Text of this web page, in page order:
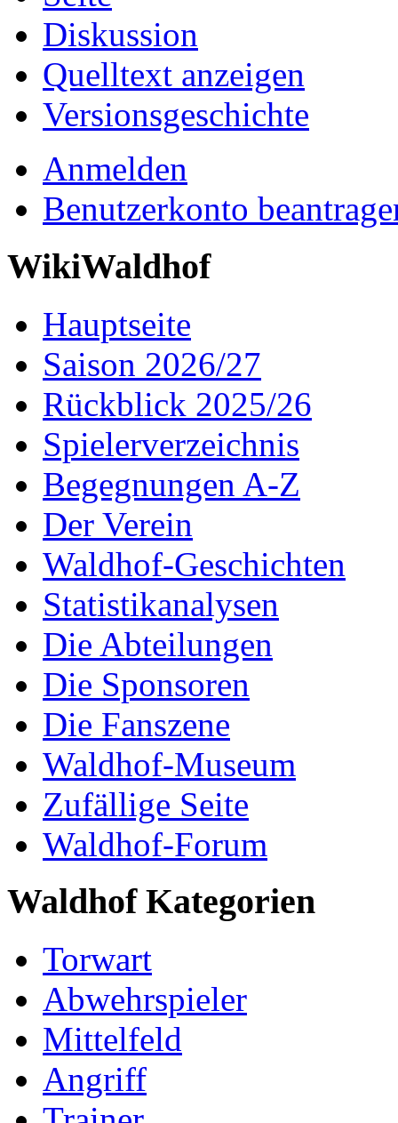
Diskussion
Quelltext anzeigen
Versionsgeschichte
Anmelden
Benutzerkonto
WikiWaldhof
Hauptseite
Saison 2026/27
Rückblick 2025/26
Spielerverzeichnis
Begegnungen A-Z
Der Verein
Waldhof-Geschichten
Statistikanalysen
Die Abteilungen
Die Sponsoren
Die Fanszene
Waldhof-Museum
Zufällige Seite
Waldhof-Forum
Waldhof Kategorien
Torwart
Abwehrspieler
Mittelfeld
Angriff